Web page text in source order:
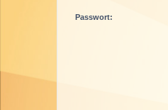
Passwort: